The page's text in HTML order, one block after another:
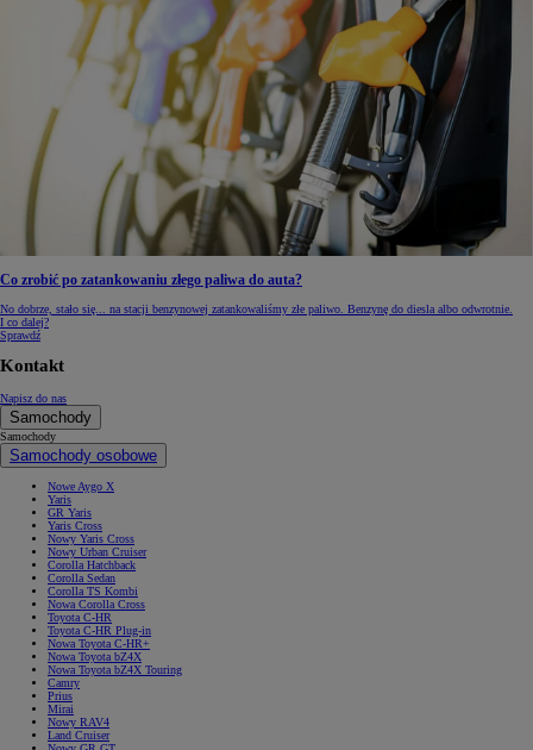
Co zrobić po zatankowaniu złego paliwa do auta?
No dobrze, stało się... na stacji benzynowej zatankowaliśmy złe paliwo. Benzynę do diesla albo odwrotnie.
I co dalej?
Sprawdź
Kontakt
Napisz do nas
Samochody
Samochody
Samochody osobowe
Nowe Aygo X
Yaris
GR Yaris
Yaris Cross
Nowy Yaris Cross
Nowy Urban Cruiser
Corolla Hatchback
Corolla Sedan
Corolla TS Kombi
Nowa Corolla Cross
Toyota C-HR
Toyota C-HR Plug-in
Nowa Toyota C-HR+
Nowa Toyota bZ4X
Nowa Toyota bZ4X Touring
Camry
Prius
Mirai
Nowy RAV4
Land Cruiser